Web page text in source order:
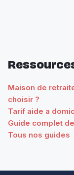
Maison de
choisir ?
Tarif aide a
Guide complet
Tous nos guides